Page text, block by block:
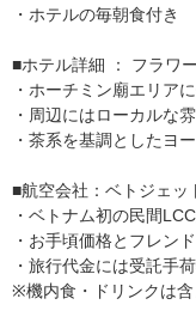
・ホテルの毎朝食付き
■ホテル詳細 ： フラワ
・ホーチミン廟エリア
・周辺にはローカルな
・茶系を基調としたヨ
■航空会社：ベトジェッ
・ベトナム初の民間
・お手頃価格とフレン
・旅行代金には受託手
※機内食・ドリンクは含